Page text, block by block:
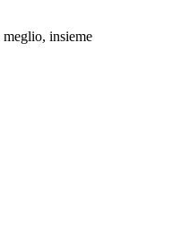
insieme